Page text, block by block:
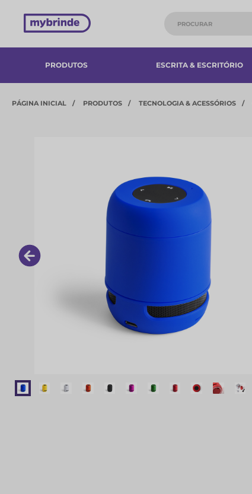
PRODUTOS ESCRITA & ESCRITÓRIO
PÁGINA INICIAL PRODUTOS TECNOLOGIA & ACESSÓRIOS​